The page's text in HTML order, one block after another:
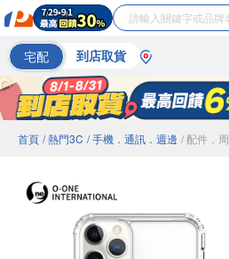
宅配 到店取貨
首頁 / 熱門3C / 手機．通訊．週邊 / 配件．